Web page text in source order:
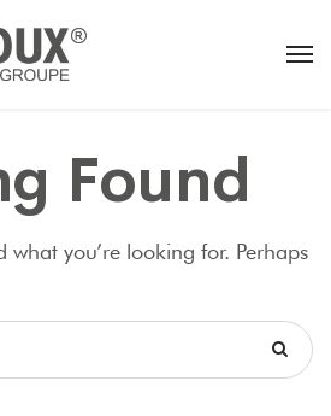
Found
what you’re looking for. Perhaps